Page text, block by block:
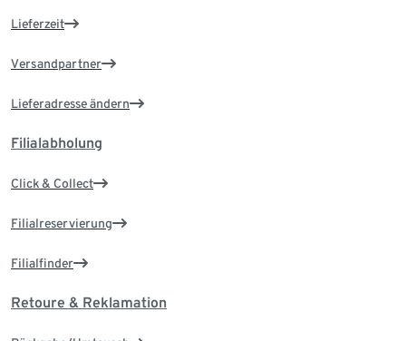
Lieferzeit
Versandpartner
Lieferadresse ändern
Filialabholung
Click & Collect
Filialreservierung
Filialfinder
Retoure & Reklamation